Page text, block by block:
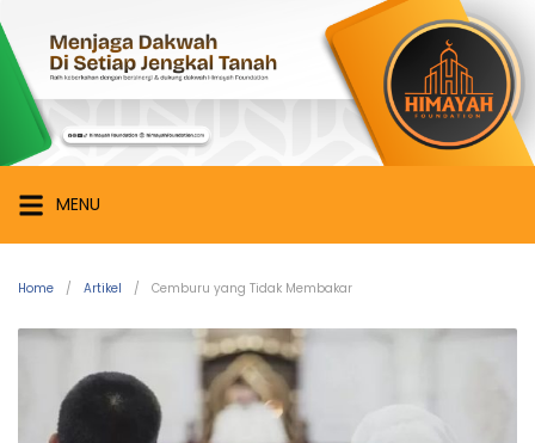
to
content
Himayah
Foundation
Menjaga
Dakwah
di
Setiap
Jengkal
MENU
Home Artikel Cemburu yang Tidak Membakar